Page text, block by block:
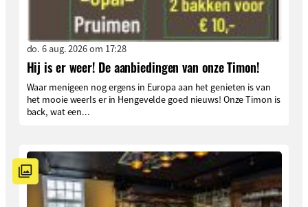
do. 6 aug. 2026 om 17:28
Hij is er weer! De aanbiedingen van onze Timon!
Waar menigeen nog ergens in Europa aan het genieten is van
het mooie weerIs er in Hengevelde goed nieuws! Onze Timon is
back, wat een...